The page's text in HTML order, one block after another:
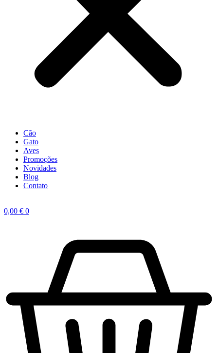
Cão
Gato
Aves
Promoções
Novidades
Blog
Contato
0,00 € 0